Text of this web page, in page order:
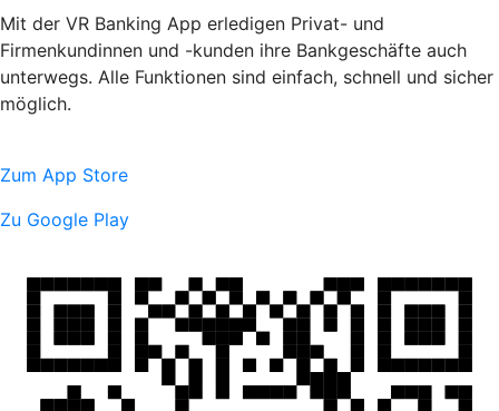
Mit der VR Banking App erledigen Privat- und
Firmenkundinnen und -kunden ihre Bankgeschäfte auch
unterwegs. Alle Funktionen sind einfach, schnell und sicher
möglich.
Zum App Store
Zu Google Play